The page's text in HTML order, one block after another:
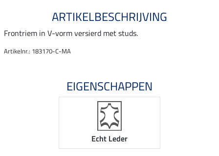
ARTIKELBESCHRIJVING
Frontriem in V-vorm versierd met studs.
Artikelnr.: 183170-C-MA
EIGENSCHAPPEN
Echt Leder